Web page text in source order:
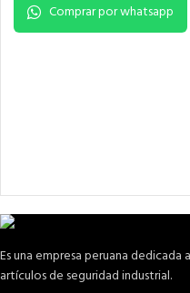
Comprar por whatsapp
Es una empresa peruana
artículos de seguridad industrial.